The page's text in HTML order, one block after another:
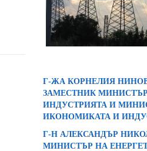
Г-ЖА КОРНЕЛИЯ
ЗАМЕСТНИК
ИНДУСТРИЯТА И
ИКОНОМИКАТА И
Г-Н АЛЕКСАНДЪР
МИНИСТЪР НА